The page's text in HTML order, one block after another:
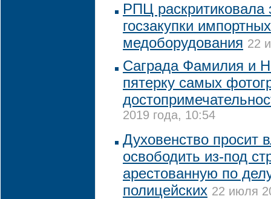
РПЦ раскритиковала
госзакупки
медоборудования 22
Саграда Фамилия и
пятерку самых
2019 года, 10:54
Духовенство просит
освободить из-под
арестованную по
полицейских 22 июля